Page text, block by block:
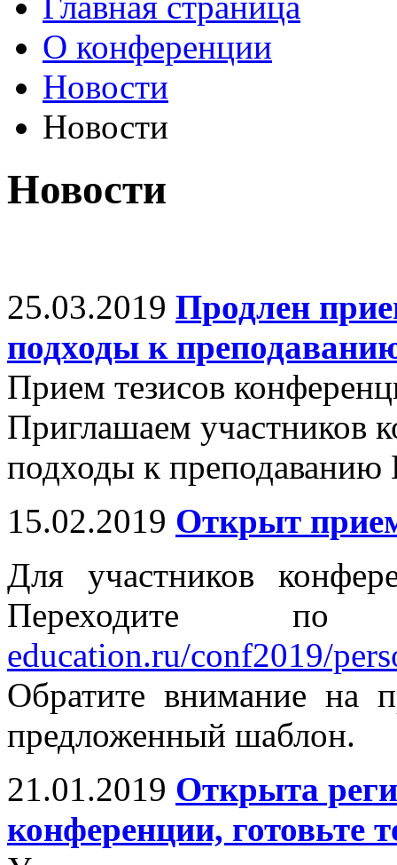
О конференции
Новости
Новости
Новости
25.03.2019 Продлен
подходы к
Прием тезисов
Приглашаем участников
подходы к
15.02.2019 Открыт
Для участников
Переходите
education.ru/conf2019/
Обратите внимание на
предложенный шаблон.
21.01.2019 Открыта
конференции, готовьте